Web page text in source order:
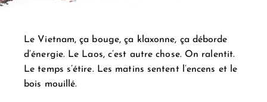
Le Vietnam, ça bouge, ça klaxonne, ça déborde
d’énergie. Le Laos, c’est autre chose. On ralentit.
Le temps s’étire. Les matins sentent l’encens et le
bois mouillé.